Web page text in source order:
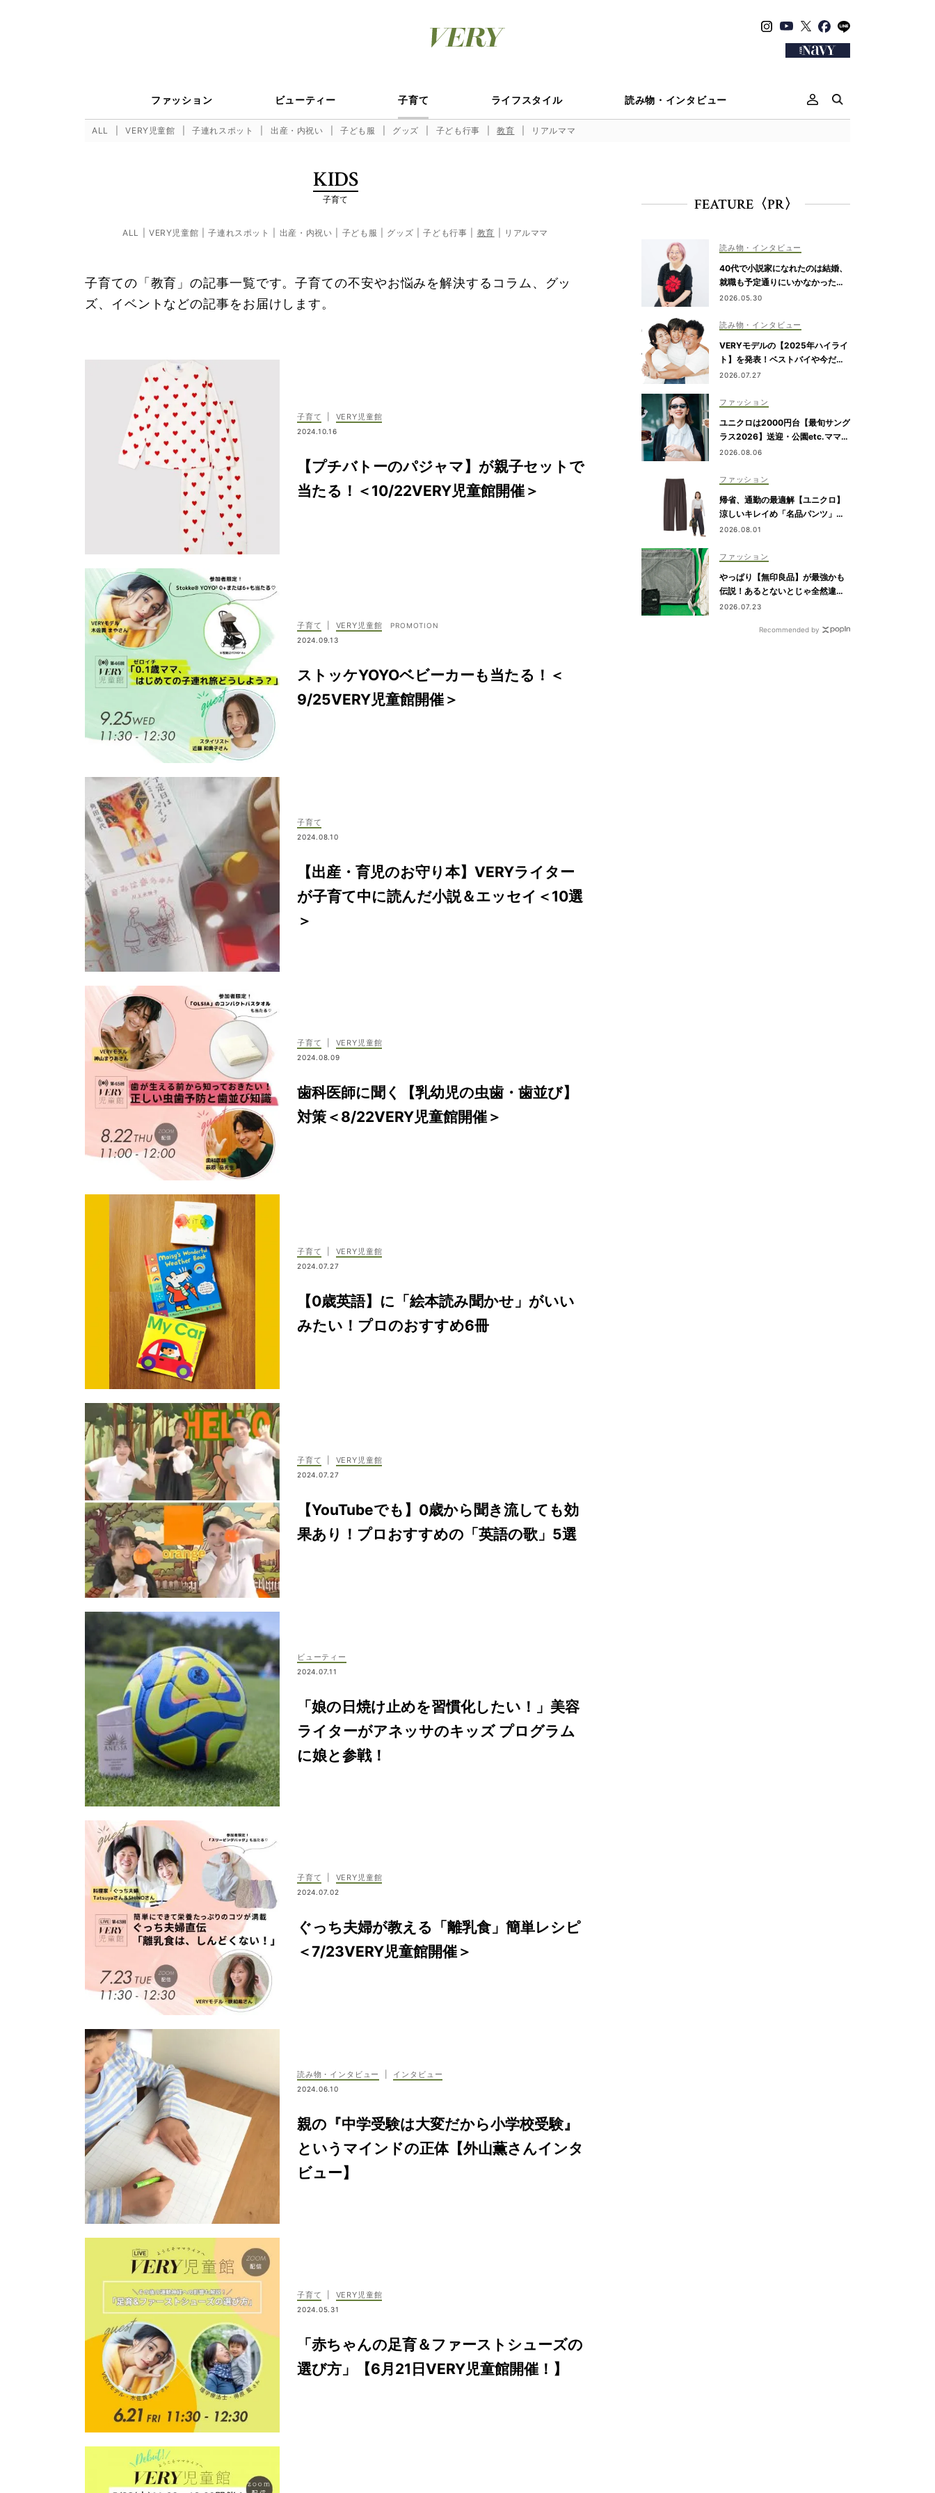
ファッション ビューティー 子育て ライフスタイル 読み物・インタビュー
ALL VERY児童館 子連れスポット 出産・内祝い 子ども服 グッズ 子ども行事 教育 リアルママ
KIDS
子育て
ALL VERY児童館 子連れスポット 出産・内祝い 子ども服 グッズ 子ども行事 教育 リアルママ
子育ての「教育」の記事一覧です。子育ての不安やお悩みを解決するコラム、グッ
ズ、イベントなどの記事をお届けします。
子育て VERY児童館
2024.10.16
【プチバトーのパジャマ】が親子セットで
当たる！＜10/22VERY児童館開催＞
子育て VERY児童館
2024.09.13
ストッケYOYOベビーカーも当たる！＜
9/25VERY児童館開催＞
子育て
2024.08.10
【出産・育児のお守り本】VERYライター
が子育て中に読んだ小説＆エッセイ＜10選
＞
子育て VERY児童館
2024.08.09
歯科医師に聞く【乳幼児の虫歯・歯並び】
対策＜8/22VERY児童館開催＞
子育て VERY児童館
2024.07.27
【0歳英語】に「絵本読み聞かせ」がいい
みたい！プロのおすすめ6冊
子育て VERY児童館
2024.07.27
【YouTubeでも】0歳から聞き流しても効
果あり！プロおすすめの「英語の歌」5選
ビューティー
2024.07.11
「娘の日焼け止めを習慣化したい！」美容
ライターがアネッサのキッズ プログラム
に娘と参戦！
子育て VERY児童館
2024.07.02
ぐっち夫婦が教える「離乳食」簡単レシピ
＜7/23VERY児童館開催＞
読み物・インタビュー インタビュー
2024.06.10
親の『中学受験は大変だから小学校受験』
というマインドの正体【外山薫さんインタ
ビュー】
子育て VERY児童館
2024.05.31
「赤ちゃんの足育＆ファーストシューズの
選び方」【6月21日VERY児童館開催！】
FEATURE〈PR〉
読み物・インタビュー
40代で小説家になれたのは結婚、
就職も予定通りにいかなかったか
ら【朝倉かすみさん】
2026.05.30
読み物・インタビュー
VERYモデルの【2025年ハイライ
ト】を発表！ベストバイや今だか
ら言える事件簿も大公開
2026.07.27
ファッション
ユニクロは2000円台【最旬サング
ラス2026】送迎・公園etc.ママの
日常にハマる「名品」を厳選！
2026.08.06
ファッション
帰省、通勤の最適解【ユニクロ】
涼しいキレイめ「名品パンツ」は
ブラウンが使える！
2026.08.01
ファッション
やっぱり【無印良品】が最強かも
伝説！あるとないとじゃ全然違う
「旅のQOL爆上げアイテム」
2026.07.23
Recommended by